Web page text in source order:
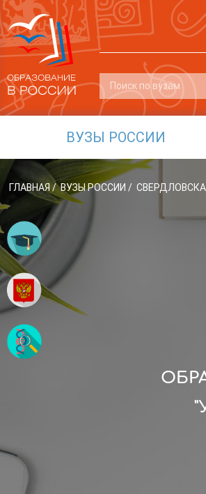
ВУЗЫ РОССИИ
ГЛАВНАЯ / ВУЗЫ РОССИИ /